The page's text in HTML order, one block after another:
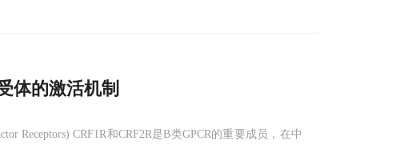
体的激活机制
Receptors) CRF1R和CRF2R是B类GPCR的重要成员，在中